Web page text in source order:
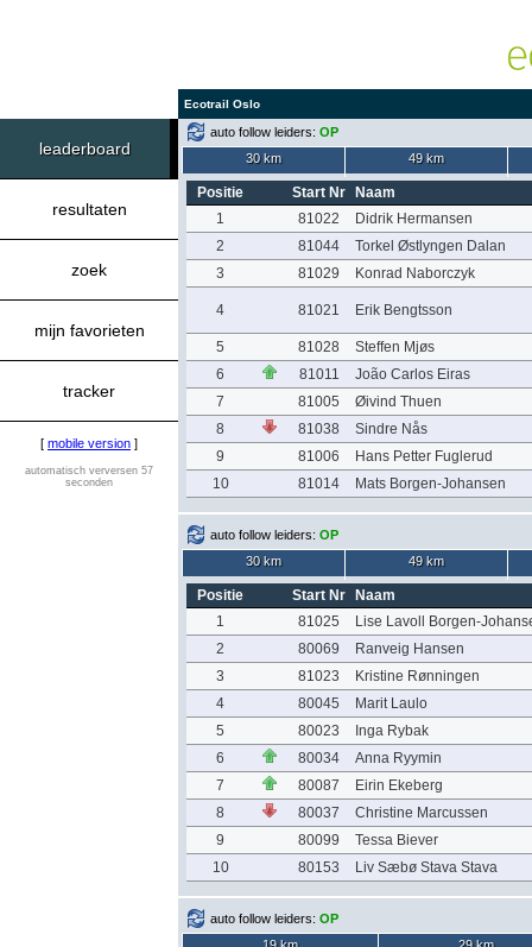
Ecotrail Oslo
leaderboard
resultaten
zoek
mijn favorieten
tracker
[ mobile version ]
automatisch verversen 57
seconden
auto follow leiders: OP
30 km
49 km
Positie Start Nr
Naam
1
81022
Didrik Hermansen
2
81044
Torkel Østlyngen Dalan
3
81029 Konrad Naborczyk
4 81021 Erik Bengtsson
5 81028
Steffen Mjøs
6
81011
João Carlos Eiras
7
81005
Øivind Thuen
8
81038
Sindre Nås
9
81006
Hans Petter Fuglerud
10
81014 Mats Borgen-Johansen
auto follow leiders: OP
30 km
49 km
Positie Start Nr
Naam
1
81025
Lise Lavoll Borgen-
2
80069
Ranveig Hansen
3
81023
Kristine Rønningen
4
80045
Marit Laulo
5
80023
Inga Rybak
6
80034
Anna Ryymin
7
80087
Eirin Ekeberg
8
80037
Christine Marcussen
9
80099
Tessa Biever
10
80153 Liv Sæbø Stava Stava
auto follow leiders: OP